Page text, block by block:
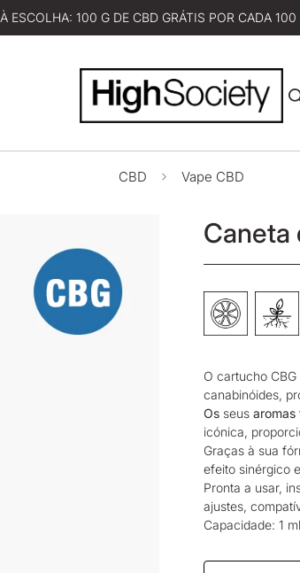
À ESCOLHA: 100 G DE CBD GRÁTIS POR CADA
CBD Vape CBD
Caneta
O cartucho
canabinóides,
Os seus aromas
icónica,
Graças à sua
efeito sinérgico
Pronta a usar,
ajustes,
Capacidade: 1